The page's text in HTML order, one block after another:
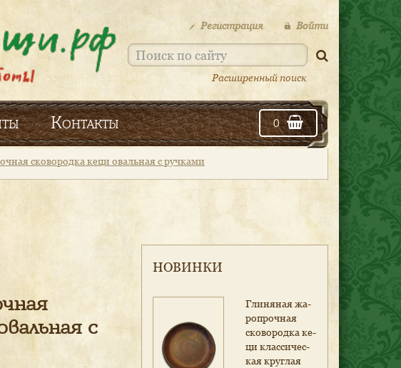
Регистрация Войти
Расширенный поиск
Контакты 0
сковородка кеци овальная с ручками
с
НОВИНКИ
Гли­ня­ная жа­
роп­роч­ная
ско­во­род­ка ке­
ци клас­си­чес­
кая круг­лая